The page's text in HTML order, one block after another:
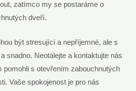
zatímco my se postaráme o
dveří.
být stresující a nepříjemné, ale s
snadno. Neotálejte a kontaktujte nás
pomohli s otevřením zabouchnutých
Vaše spokojenost je pro nás